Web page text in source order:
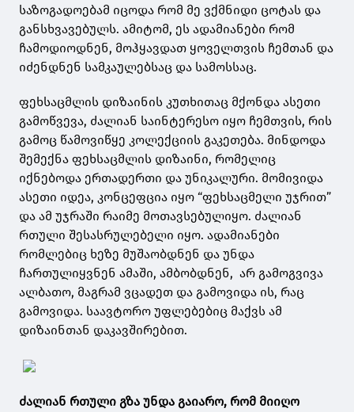
საზოგადოებამ იცოდა რომ მე ვქმნიდი ცოტას და
განსხვავებულს. ამიტომ, ეს ადამიანები რომ
ჩამოდიოდნენ, მოჰყავდათ ყოველთვის ჩემთან და
იძენდნენ სამკაულებსაც და სამოსსაც.
ფეხსაცმლის დიზაინის კუთხითაც მქონდა ასეთი
გამოწვევა, ძალიან საინტერესო იყო ჩემთვის, რის
გამოც წამოვიწყე კოლექციის გაკეთება. მინდოდა
შემექნა ფეხსაცმლის დიზაინი, რომელიც
იქნებოდა ერთადერთი და უნიკალური. მომივიდა
ასეთი იდეა, კონცეფცია იყო “ფეხსაცმელი უჯრით”
და ამ უჯრაში რაიმე მოთავსებულიყო. ძალიან
რთული შესასრულებელი იყო. ადამიანები
რომლებიც ხეზე მუშაობდნენ და უნდა
ჩართულიყვნენ ამაში, ამბობდნენ, არ გამოგვივა
ალბათო, მაგრამ ვცადეთ და გამოვიდა ის, რაც
გამოვიდა. საავტორო უფლებებიც მაქვს ამ
დიზაინთან დაკავშირებით.
ძალიან რთული გზა უნდა გაიარო, რომ მიიღო